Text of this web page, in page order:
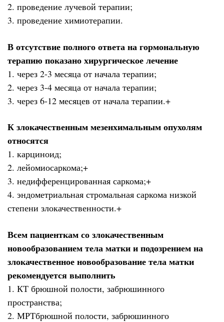
2. проведение лучевой терапии;
3. проведение химиотерапии.
В отсутствие полного ответа на гормональную
терапию показано хирургическое лечение
1. через 2-3 месяца от начала терапии;
2. через 3-4 месяца от начала терапии;
3. через 6-12 месяцев от начала терапии.+
К злокачественным мезенхимальным опухолям
относятся
1. карциноид;
2. лейомиосаркома;+
3. недифференцированная саркома;+
4. эндометриальная стромальная саркома низкой
степени злокачественности.+
Всем пациенткам со злокачественным
новообразованием тела матки и подозрением на
злокачественное новообразование тела матки
рекомендуется выполнить
1. КТ брюшной полости, забрюшинного
пространства;
2. МРТбрюшной полости, забрюшинного